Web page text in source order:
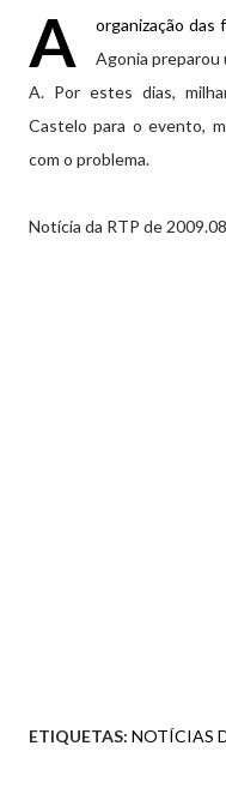
A
organização das
Agonia preparou
A. Por estes dias,
Castelo para o evento,
com o problema.
Notícia da RTP de
ETIQUETAS: NOTÍCIAS